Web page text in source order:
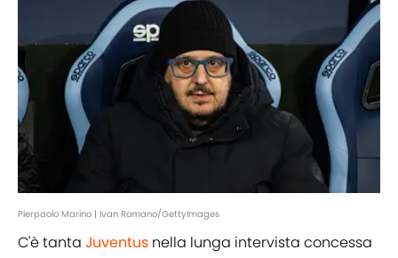
Pierpaolo Marino | Ivan Romano/GettyImages
C'è tanta Juventus nella lunga intervista concessa